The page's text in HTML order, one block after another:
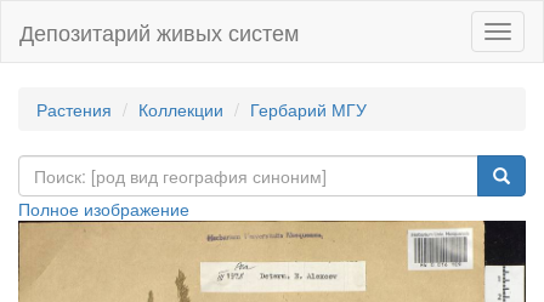
Депозитарий живых систем
Растения Коллекции Гербарий МГУ
Полное изображение